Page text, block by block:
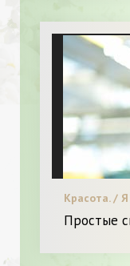
Красота. /
Простые